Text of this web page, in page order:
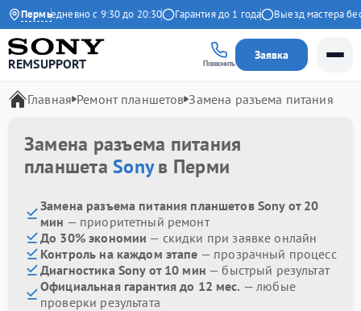
Пермь
Ежедневно с 9:30 до 20:30 Гарантия до 1 года Выезд мастера
REMSUPPORT Позвонить
Заявка
Главная Ремонт планшетов Замена разъема питания
Замена разъема питания
планшетаSonyв Перми
Замена разъема питания планшетов Sony от 20
мин — приоритетный ремонт
До 30% экономии — скидки при заявке онлайн
Контроль на каждом этапе — прозрачный процесс
Диагностика Sony от 10 мин — быстрый результат
Официальная гарантия до 12 мес. — любые
проверки результата